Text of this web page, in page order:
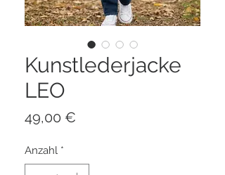
Kunstlederjacke
LEO
49,00 €
Anzahl *